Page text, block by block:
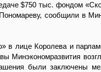
$750 тыс. фондом
сообщили в
в лице Королева и
Минэкономразвития
были заключены